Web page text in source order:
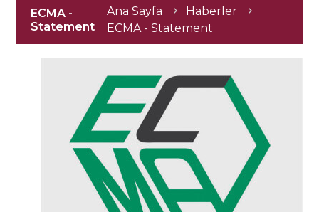
ECMA -
Statement
Ana Sayfa
Haberler
ECMA - Statement